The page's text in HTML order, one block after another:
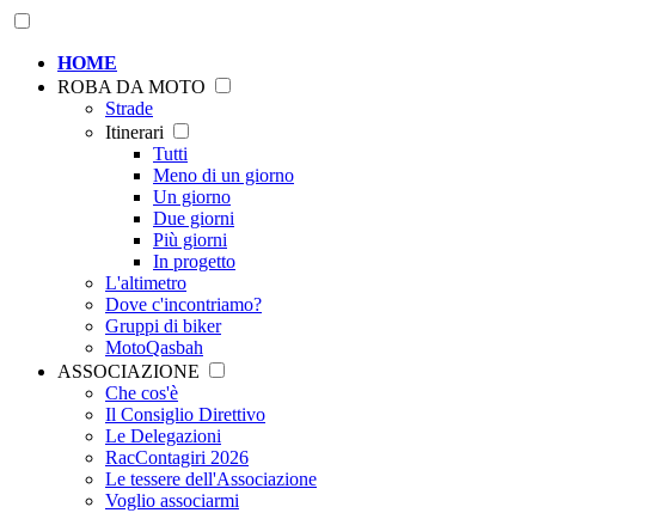
HOME
ROBA DA MOTO
Strade
Itinerari
Tutti
Meno di un giorno
Un giorno
Due giorni
Più giorni
In progetto
L'altimetro
Dove c'incontriamo?
Gruppi di biker
MotoQasbah
ASSOCIAZIONE
Che cos'è
Il Consiglio Direttivo
Le Delegazioni
RacContagiri 2026
Le tessere dell'Associazione
Voglio associarmi